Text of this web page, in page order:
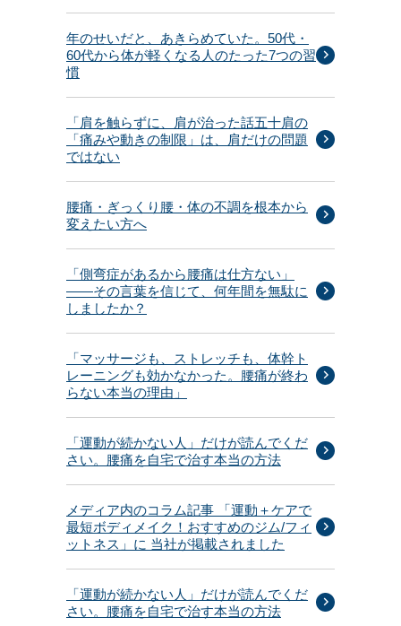
年のせいだと、あきらめていた。50代・
60代から体が軽くなる人のたった7つの習
慣
「肩を触らずに、肩が治った話五十肩の
「痛みや動きの制限」は、肩だけの問題
ではない
腰痛・ぎっくり腰・体の不調を根本から
変えたい方へ
「側弯症があるから腰痛は仕方ない」
——その言葉を信じて、何年間を無駄に
しましたか？
「マッサージも、ストレッチも、体幹ト
レーニングも効かなかった。腰痛が終わ
らない本当の理由」
「運動が続かない人」だけが読んでくだ
さい。腰痛を自宅で治す本当の方法
メディア内のコラム記事 「運動＋ケアで
最短ボディメイク！おすすめのジム/フィ
ットネス」に 当社が掲載されました
「運動が続かない人」だけが読んでくだ
さい。腰痛を自宅で治す本当の方法